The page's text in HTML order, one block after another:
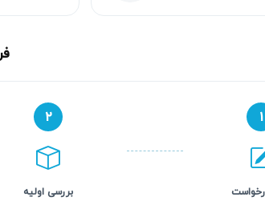
۱ ۲
بررسی اولیه